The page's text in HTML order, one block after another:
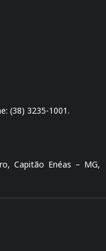
(38) 3235-1001.
Capitão Enéas – MG,